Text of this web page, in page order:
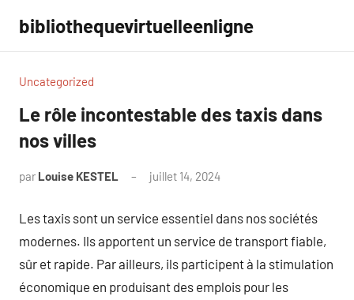
contenu
bibliothequevirtuelleenligne
Uncategorized
Le rôle incontestable des taxis dans
nos villes
par Louise KESTEL juillet 14, 2024
Les taxis sont un service essentiel dans nos sociétés
modernes. Ils apportent un service de transport fiable,
sûr et rapide. Par ailleurs, ils participent à la stimulation
économique en produisant des emplois pour les